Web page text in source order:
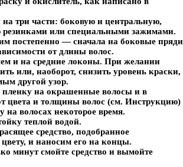
три части: боковую и центральную,
резинками или специальными зажимами.
постепенно — сначала на боковые пряди
от длины волос.
и на средние локоны. При желании
или, наоборот, снизить уровень краски,
другой узор.
на окрашенные волосы и в
цвета и толщины волос (см. Инструкцию)
на волосах некоторое время.
теплой водой.
средство, подобранное
и наносим его на концы.
минут смойте средство и вымойте